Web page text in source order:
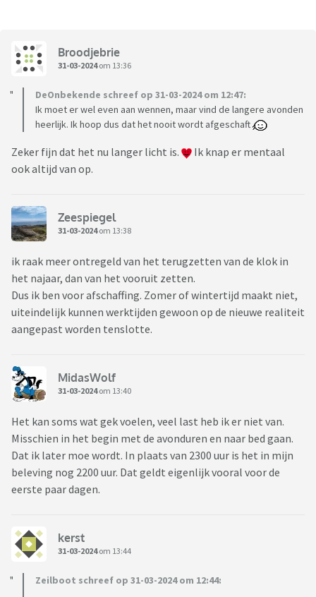
Broodjebrie
31-03-2024om 13:36
DeOnbekende schreef op 31-03-2024 om 12:47:
Ik moet er wel even aan wennen, maar vind de langere avonden
heerlijk. Ik hoop dus dat het nooit wordt afgeschaft
Zeker fijn dat het nu langer licht is.
Ik knap er mentaal
ook altijd van op.
Zeespiegel
31-03-2024om 13:38
ik raak meer ontregeld van het terugzetten van de klok in
het najaar, dan van het vooruit zetten.
Dus ik ben voor afschaffing. Zomer of wintertijd maakt niet,
uiteindelijk kunnen werktijden gewoon op de nieuwe realiteit
aangepast worden tenslotte.
MidasWolf
31-03-2024om 13:40
Het kan soms wat gek voelen, veel last heb ik er niet van.
Misschien in het begin met de avonduren en naar bed gaan.
Dat ik later moe wordt. In plaats van 2300 uur is het in mijn
beleving nog 2200 uur. Dat geldt eigenlijk vooral voor de
eerste paar dagen.
kerst
31-03-2024om 13:44
Zeilboot schreef op 31-03-2024 om 12:44: